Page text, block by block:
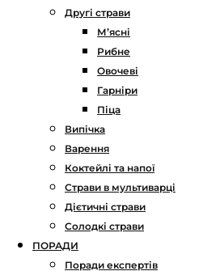
Другі страви
М’ясні
Рибне
Овочеві
Гарніри
Піца
Випічка
Варення
Коктейлі та напої
Страви в мультиварці
Дієтичні страви
Солодкі страви
ПОРАДИ
Поради експертів